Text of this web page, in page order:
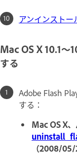
アンインスト
Mac OS X 10.1～
する
Adobe Flash
する：
Mac OS X
（2008/05/